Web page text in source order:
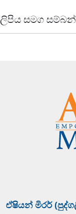
ලිපිය සමග
ඒෂියන් මිරර්